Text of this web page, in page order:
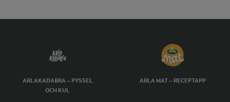
ARLAKADABRA – PYSSEL
OCH KUL
ARLA MAT – RECEPTAPP